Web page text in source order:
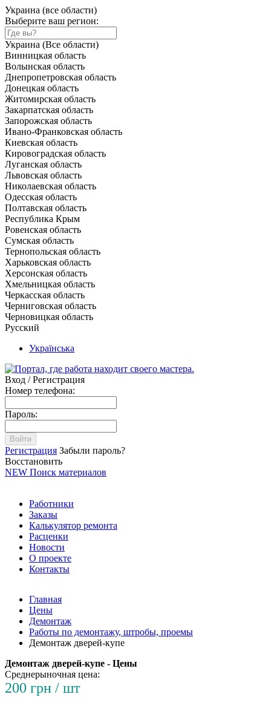
Украина (все области)
Выберите ваш регион:
Украина (Все области)
Винницкая область
Волынская область
Днепропетровская область
Донецкая область
Житомирская область
Закарпатская область
Запорожская область
Ивано-Франковская область
Киевская область
Кировоградская область
Луганская область
Львовская область
Николаевская область
Одесская область
Полтавская область
Республика Крым
Ровенская область
Сумская область
Тернопольская область
Харьковская область
Херсонская область
Хмельницкая область
Черкасская область
Черниговская область
Черновицкая область
Русский
Українська
Вход / Регистрация
Номер телефона:
Пароль:
Войти
Регистрация Забыли пароль?
Восстановить
NEW Поиск материалов
Работники
Заказы
Калькулятор ремонта
Расценки
Новости
О проекте
Контакты
Главная
Цены
Демонтаж
Работы по демонтажу, штробы, проемы
Демонтаж дверей-купе
Демонтаж дверей-купе - Цены
Среднерыночная цена:
200 грн / шт